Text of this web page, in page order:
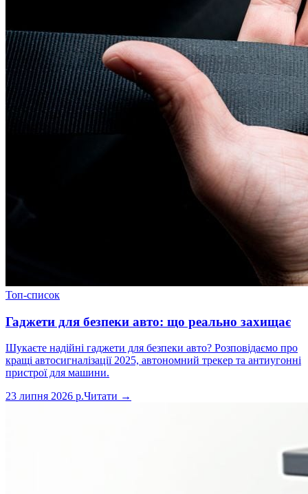
Топ-список
Гаджети для безпеки авто: що реально захищає
Шукаєте надійні гаджети для безпеки авто? Розповідаємо про
кращі автосигналізації 2025, автономний трекер та антиугонні
пристрої для машини.
23 липня 2026 р.Читати →